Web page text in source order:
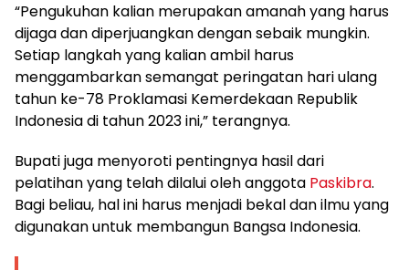
“Pengukuhan kalian merupakan amanah yang harus
dijaga dan diperjuangkan dengan sebaik mungkin.
Setiap langkah yang kalian ambil harus
menggambarkan semangat peringatan hari ulang
tahun ke-78 Proklamasi Kemerdekaan Republik
Indonesia di tahun 2023 ini,” terangnya.
Bupati juga menyoroti pentingnya hasil dari
pelatihan yang telah dilalui oleh anggota Paskibra.
Bagi beliau, hal ini harus menjadi bekal dan ilmu yang
digunakan untuk membangun Bangsa Indonesia.